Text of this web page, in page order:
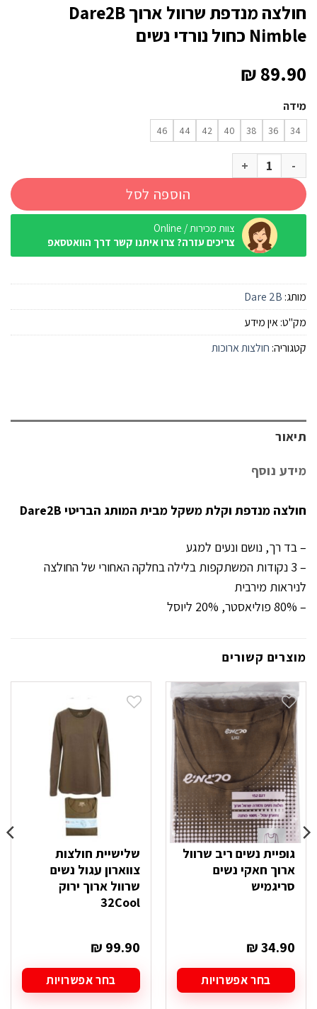
חולצה מנדפת שרוול ארוך Dare2B
Nimble כחול נורדי נשים
₪89.90
מידה
34
36
38
40
42
44
46
כמות של חולצה מנדפת שרוול ארוך Dare2B Nimble כחול נורדי נשים
הוספה לסל
צוות מכירות / Online
צריכים עזרה? צרו איתנו קשר דרך הוואטסאפ
מותג: Dare 2B
מק"ט:אין מידע
קטגוריה: חולצות ארוכות
תיאור
מידע נוסף
חולצה מנדפת וקלת משקל מבית המותג הבריטי Dare2B
– בד רך, נושם ונעים למגע
– 3 נקודות המשתקפות בלילה בחלקה האחורי של החולצה
לניראות מירבית
– 80% פוליאסטר, 20% ליוסל
מוצרים קשורים
גופיית נשים ריב שרוול
ארוך חאקי נשים
סריגמיש
₪34.90
בחר אפשרויות
שלישיית חולצות
צווארון עגול נשים
שרוול ארוך ירוק
32Cool
₪ 99.90
בחר אפשרויות